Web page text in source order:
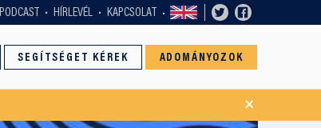
PODCAST HÍRLEVÉL KAPCSOLAT
SEGÍTSÉGET KÉREK ADOMÁNYOZOK
×